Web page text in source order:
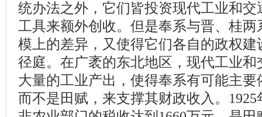
统办法之外，它们皆投资现代工业和
工具来额外创收。但是奉系与晋、桂
模上的差异，又使得它们各自的政权
径庭。在广袤的东北地区，现代工业
大量的工业产出，使得奉系有可能主
而不是田赋，来支撑其财政收入。